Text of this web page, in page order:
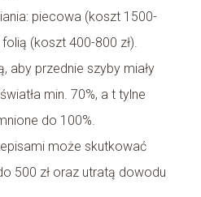
piecowa (koszt 1500-
(koszt 400-800 zł).
aby przednie szyby miały
min. 70%, a t tylne
do 100%.
może skutkować
500 zł oraz utratą dowodu